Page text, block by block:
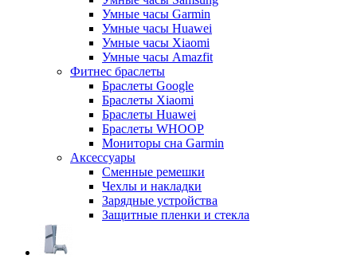
Умные часы Garmin
Умные часы Huawei
Умные часы Xiaomi
Умные часы Amazfit
Фитнес браслеты
Браслеты Google
Браслеты Xiaomi
Браслеты Huawei
Браслеты WHOOP
Мониторы сна Garmin
Аксессуары
Сменные ремешки
Чехлы и накладки
Зарядные устройства
Защитные пленки и стекла